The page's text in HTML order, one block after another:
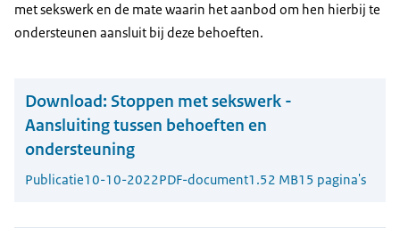
met sekswerk en de mate waarin het aanbod om hen hierbij te
ondersteunen aansluit bij deze behoeften.
Download: Stoppen met sekswerk -
Aansluiting tussen behoeften en
ondersteuning
Publicatie10-10-2022PDF-document1.52 MB15 pagina's